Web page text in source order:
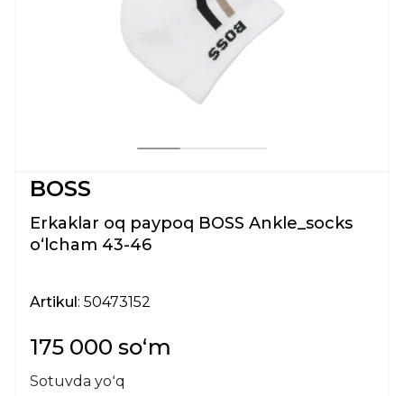
BOSS
Erkaklar oq paypoq BOSS Ankle_socks
oʻlcham 43-46
Artikul: 50473152
175 000 soʻm
Sotuvda yoʻq